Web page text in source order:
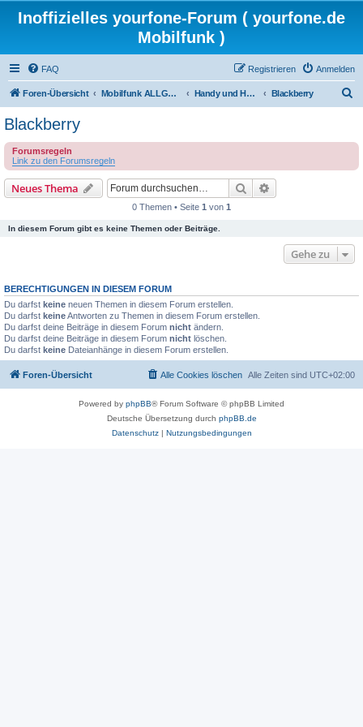
Inoffizielles yourfone-Forum ( yourfone.de
Mobilfunk )
FAQ Anmelden
Registrieren
Foren-Übersicht Mobilfunk ALLGEMEIN Handy und Hardware (Herstellerforen) Blackberry
e
Blackberry
Forumsregeln
Link zu den Forumsregeln
Neues Thema Suche
0 Themen • Seite 1 von 1
In diesem Forum gibt es keine Themen oder Beiträge.
Gehe zu
BERECHTIGUNGEN IN DIESEM FORUM
Du darfst keine neuen Themen in diesem Forum erstellen.
Du darfst keineAntworten zu Themen in diesem Forum erstellen.
Du darfst deine Beiträge in diesem Forum nicht ändern.
Du darfst deine Beiträge in diesem Forum nicht löschen.
Du darfst keine Dateianhänge in diesem Forum erstellen.
Foren-Übersicht Alle Zeiten sind UTC+02:00
Alle Cookies löschen
Powered by phpBB® Forum Software © phpBB Limited
Deutsche Übersetzung durch phpBB.de
Datenschutz| Nutzungsbedingungen